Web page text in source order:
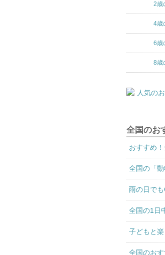
2歳
4歳
6歳
8歳
全国のお
おすすめ
全国の「
雨の日で
全国の1日
子どもと
全国のお